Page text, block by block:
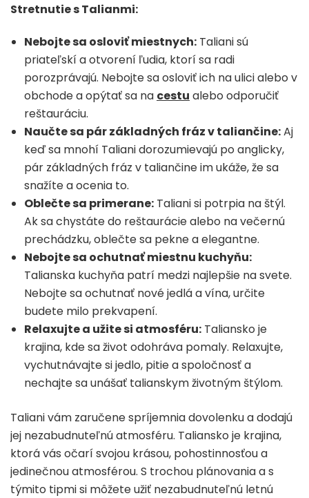
Stretnutie s Talianmi:
Nebojte sa osloviť miestnych: Taliani sú
priateľskí a otvorení ľudia, ktorí sa radi
porozprávajú. Nebojte sa osloviť ich na ulici alebo v
obchode a opýtať sa na cestu alebo odporučiť
reštauráciu.
Naučte sa pár základných fráz v taliančine:Aj
keď sa mnohí Taliani dorozumievajú po anglicky,
pár základných fráz v taliančine im ukáže, že sa
snažíte a ocenia to.
Oblečte sa primerane: Taliani si potrpia na štýl.
Ak sa chystáte do reštaurácie alebo na večernú
prechádzku, oblečte sa pekne a elegantne.
Nebojte sa ochutnať miestnu kuchyňu:
Talianska kuchyňa patrí medzi najlepšie na svete.
Nebojte sa ochutnať nové jedlá a vína, určite
budete milo prekvapení.
Relaxujte a užite si atmosféru: Taliansko je
krajina, kde sa život odohráva pomaly. Relaxujte,
vychutnávajte si jedlo, pitie a spoločnosť a
nechajte sa unášať talianskym životným štýlom.
Taliani vám zaručene spríjemnia dovolenku a dodajú
jej nezabudnuteľnú atmosféru. Taliansko je krajina,
ktorá vás očarí svojou krásou, pohostinnosťou a
jedinečnou atmosférou. S trochou plánovania a s
týmito tipmi si môžete užiť nezabudnuteľnú letnú